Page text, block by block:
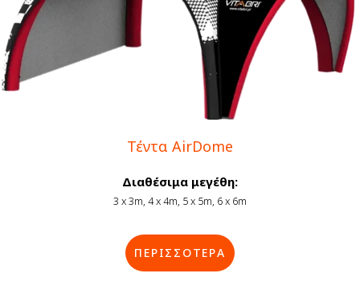
Τέντα AirDome
Διαθέσιμα μεγέθη:
3 x 3m, 4 x 4m, 5 x 5m, 6 x 6m
ΠΕΡΙΣΣΟΤΕΡΑ